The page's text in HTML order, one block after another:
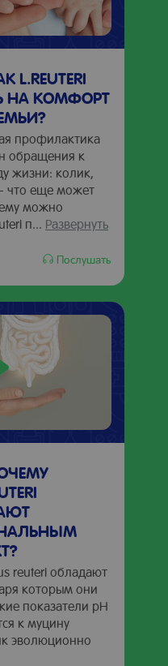
НА КОМФОРТ
профилактика
обращения к
жизни: колик,
что еще может
можно
п... Развернуть
Послушать
reuteri обладают
которым они
показатели рН
к муцину
эволюционно